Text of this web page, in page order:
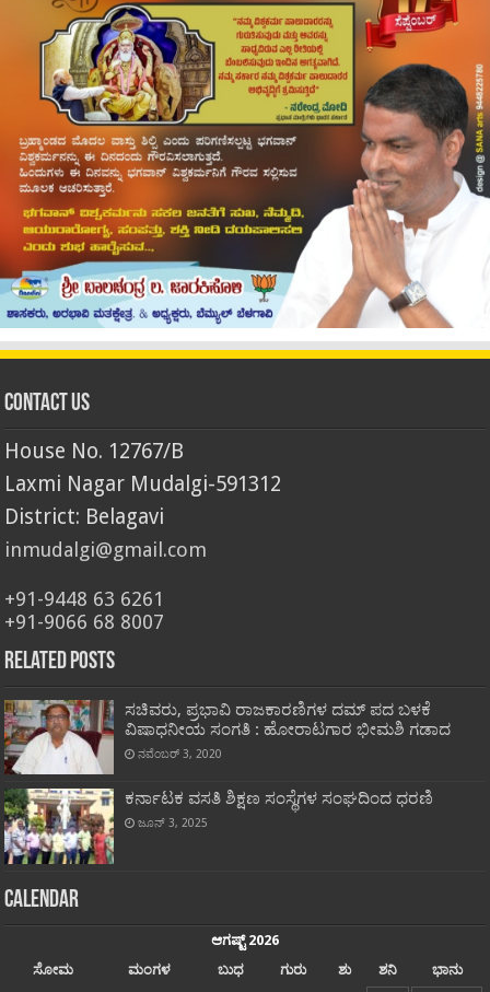
Contact Us
House No. 12767/B
Laxmi Nagar Mudalgi-591312
District: Belagavi
inmudalgi@gmail.com
+91-9448 63 6261
+91-9066 68 8007
Related Posts
ಸಚಿವರು, ಪ್ರಭಾವಿ ರಾಜಕಾರಣಿಗಳ ದಮ್ ಪದ ಬಳಕೆ
ವಿಷಾಧನೀಯ ಸಂಗತಿ : ಹೋರಾಟಗಾರ ಭೀಮಶಿ ಗಡಾದ
ನವೆಂಬರ್ 3, 2020
ಕರ್ನಾಟಕ ವಸತಿ ಶಿಕ್ಷಣ ಸಂಸ್ಥೆಗಳ ಸಂಘದಿಂದ ಧರಣಿ
ಜೂನ್ 3, 2025
Calendar
ಆಗಷ್ಟ್ 2026
ಸೋಮ
ಮಂಗಳ ಬುಧ ಗುರು ಶು ಶನಿ
ಭಾನು